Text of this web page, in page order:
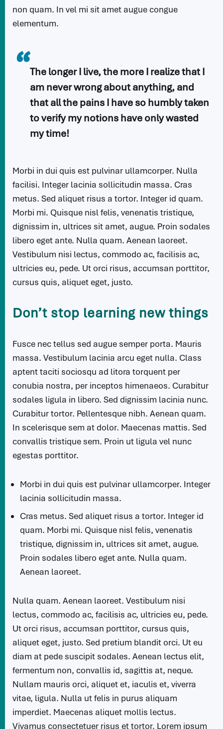
non quam. In vel mi sit amet augue congue
elementum.
The longer I live, the more I realize that I
am never wrong about anything, and
that all the pains I have so humbly taken
to verify my notions have only wasted
my time!
Morbi in dui quis est pulvinar ullamcorper. Nulla
facilisi. Integer lacinia sollicitudin massa. Cras
metus. Sed aliquet risus a tortor. Integer id quam.
Morbi mi. Quisque nisl felis, venenatis tristique,
dignissim in, ultrices sit amet, augue. Proin sodales
libero eget ante. Nulla quam. Aenean laoreet.
Vestibulum nisi lectus, commodo ac, facilisis ac,
ultricies eu, pede. Ut orci risus, accumsan porttitor,
cursus quis, aliquet eget, justo.
Don’t stop learning new things
Fusce nec tellus sed augue semper porta. Mauris
massa. Vestibulum lacinia arcu eget nulla. Class
aptent taciti sociosqu ad litora torquent per
conubia nostra, per inceptos himenaeos. Curabitur
sodales ligula in libero. Sed dignissim lacinia nunc.
Curabitur tortor. Pellentesque nibh. Aenean quam.
In scelerisque sem at dolor. Maecenas mattis. Sed
convallis tristique sem. Proin ut ligula vel nunc
egestas porttitor.
Morbi in dui quis est pulvinar ullamcorper. Integer
lacinia sollicitudin massa.
Cras metus. Sed aliquet risus a tortor. Integer id
quam. Morbi mi. Quisque nisl felis, venenatis
tristique, dignissim in, ultrices sit amet, augue.
Proin sodales libero eget ante. Nulla quam.
Aenean laoreet.
Nulla quam. Aenean laoreet. Vestibulum nisi
lectus, commodo ac, facilisis ac, ultricies eu, pede.
Ut orci risus, accumsan porttitor, cursus quis,
aliquet eget, justo. Sed pretium blandit orci. Ut eu
diam at pede suscipit sodales. Aenean lectus elit,
fermentum non, convallis id, sagittis at, neque.
Nullam mauris orci, aliquet et, iaculis et, viverra
vitae, ligula. Nulla ut felis in purus aliquam
imperdiet. Maecenas aliquet mollis lectus.
Vivamus consectetuer risus et tortor. Lorem ipsum